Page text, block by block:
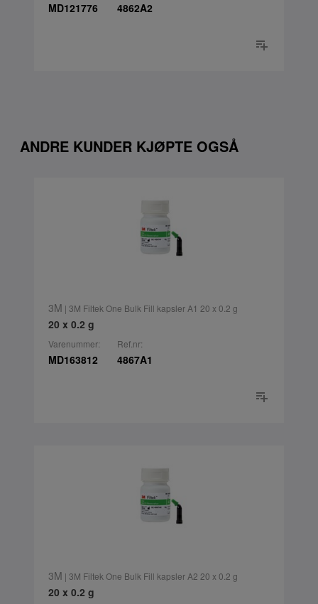
MD121776 4862A2
ANDRE KUNDER KJØPTE OGSÅ
3M | 3M Filtek One Bulk Fill kapsler A1 20 x 0.2 g
20 x 0.2 g
Varenummer:
MD163812
Ref.nr:
4867A1
3M | 3M Filtek One Bulk Fill kapsler A2 20 x 0.2 g
20 x 0.2 g